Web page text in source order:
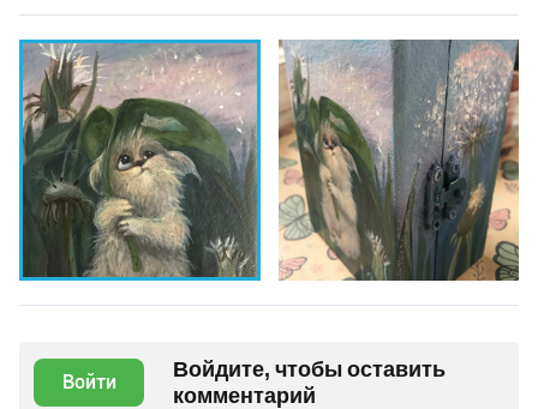
Войти
Войдите, чтобы оставить
комментарий